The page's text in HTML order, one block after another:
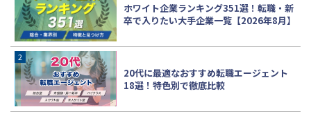
ホワイト企業ランキング351選！転職・新
卒で入りたい大手企業一覧【2026年8月】
20代に最適なおすすめ転職エージェント
18選！特色別で徹底比較